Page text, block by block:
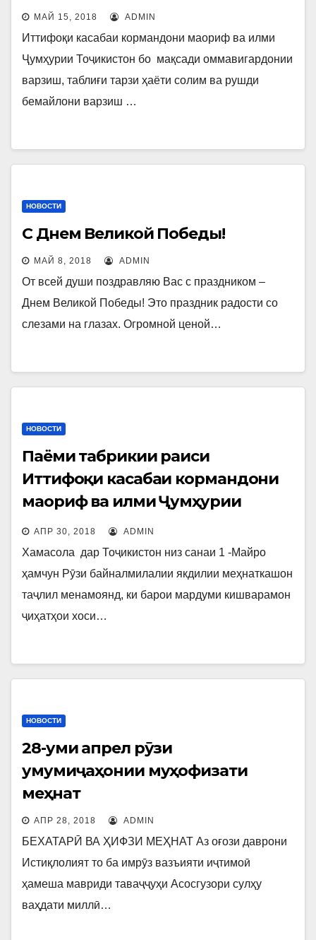
МАЙ 15, 2018 ADMIN
Иттифоқи касабаи кормандони маориф ва илми
Ҷумҳурии Тоҷикистон бо мақсади оммавигардонии
варзиш, таблиғи тарзи ҳаёти солим ва рушди
бемайлони варзиш …
НОВОСТИ
C Днем Великой Победы!
МАЙ 8, 2018 ADMIN
От всей души поздравляю Вас с праздником –
Днем Великой Победы! Это праздник радости со
слезами на глазах. Огромной ценой…
НОВОСТИ
Паёми табрикии раиси
Иттифоқи касабаи кормандони
маориф ва илми Ҷумҳурии
Тоҷикистон бахшида Рӯзи
байналмилалии якдилии
меҳнаткашон
АПР 30, 2018 ADMIN
Хамасола дар Тоҷикистон низ санаи 1 -Майро
ҳамчун Рӯзи байналмилалии якдилии меҳнаткашон
таҷлил менамоянд, ки барои мардуми кишварамон
ҷиҳатҳои хоси…
НОВОСТИ
28-уми апрел рӯзи
умумиҷаҳонии муҳофизати
меҳнат
АПР 28, 2018 ADMIN
БЕХАТАРӢ ВА ҲИФЗИ МЕҲНАТ Аз оғози даврони
Истиқлолият то ба имрӯз вазъияти иҷтимоӣ
ҳамеша мавриди таваҷҷуҳи Асосгузори сулҳу
ваҳдати миллӣ…